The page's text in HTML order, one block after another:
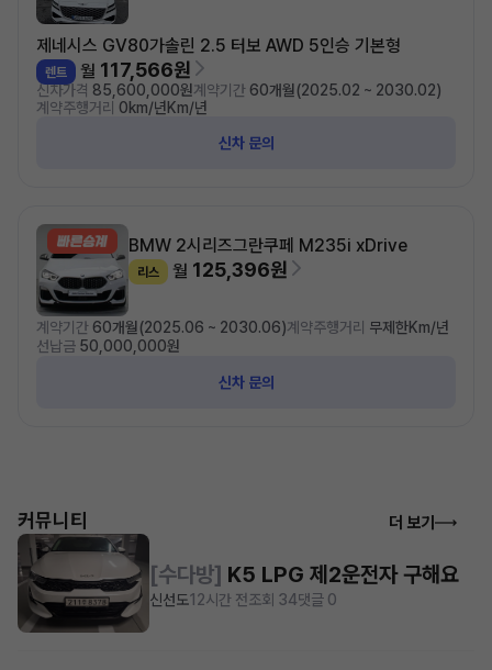
제네시스 GV80가솔린 2.5 터보 AWD 5인승 기본형
렌트 월 117,566원
신차가격 85,600,000원계약기간 60개월(2025.02 ~ 2030.02)
계약주행거리 0km/년Km/년
신차 문의
BMW 2시리즈그란쿠페 M235i xDrive
리스 월 125,396원
계약기간 60개월(2025.06 ~ 2030.06)계약주행거리 무제한Km/년
선납금 50,000,000원
신차 문의
커뮤니티 더 보기
[수다방] K5 LPG 제2운전자 구해요
신선도12시간 전조회 34댓글 0